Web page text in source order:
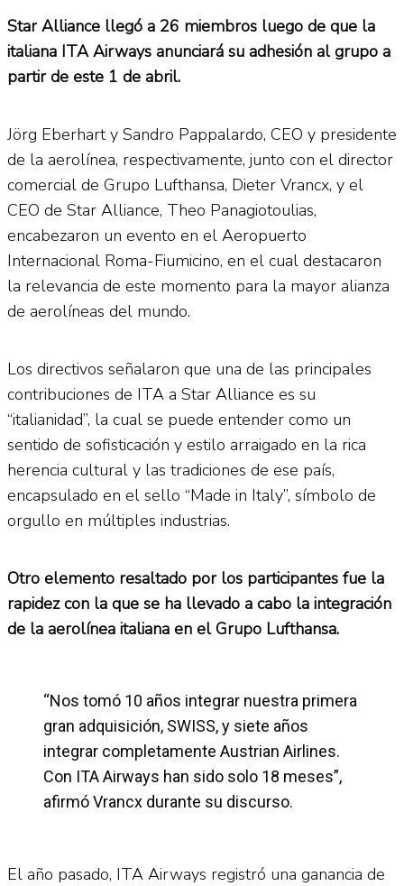
Star Alliance llegó a 26 miembros luego de que la
italiana ITA Airways anunciará su adhesión al grupo a
partir de este 1 de abril.
Jörg Eberhart y Sandro Pappalardo, CEO y presidente
de la aerolínea, respectivamente, junto con el director
comercial de Grupo Lufthansa, Dieter Vrancx, y el
CEO de Star Alliance, Theo Panagiotoulias,
encabezaron un evento en el Aeropuerto
Internacional Roma-Fiumicino, en el cual destacaron
la relevancia de este momento para la mayor alianza
de aerolíneas del mundo.
Los directivos señalaron que una de las principales
contribuciones de ITA a Star Alliance es su
“italianidad”, la cual se puede entender como un
sentido de sofisticación y estilo arraigado en la rica
herencia cultural y las tradiciones de ese país,
encapsulado en el sello “Made in Italy”, símbolo de
orgullo en múltiples industrias.
Otro elemento resaltado por los participantes fue la
rapidez con la que se ha llevado a cabo la integración
de la aerolínea italiana en el Grupo Lufthansa.
“Nos tomó 10 años integrar nuestra primera
gran adquisición, SWISS, y siete años
integrar completamente Austrian Airlines.
Con ITA Airways han sido solo 18 meses”,
afirmó Vrancx durante su discurso.
El año pasado, ITA Airways registró una ganancia de